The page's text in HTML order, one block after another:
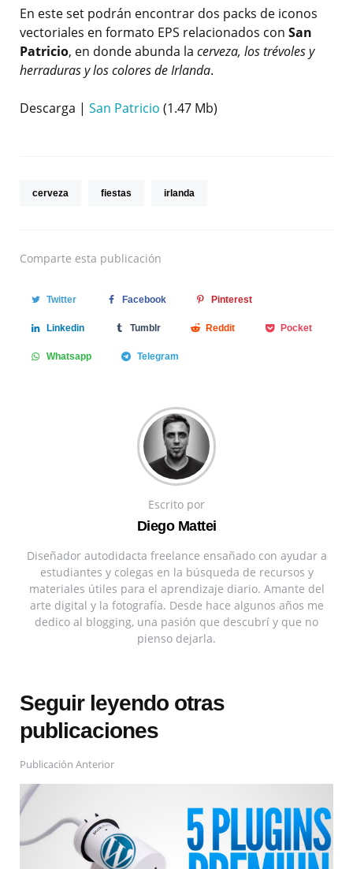
En este set podrán encontrar dos packs de iconos
vectoriales en formato EPS relacionados con San
Patricio, en donde abunda la cerveza, los trévoles y
herraduras y los colores de Irlanda.
Descarga | San Patricio (1.47 Mb)
cerveza fiestas irlanda
Comparte esta publicación
Twitter Facebook Pinterest
Linkedin Tumblr Reddit Pocket
Whatsapp Telegram
Escrito por
Diego Mattei
Diseñador autodidacta freelance ensañado con ayudar a
estudiantes y colegas en la búsqueda de recursos y
materiales útiles para el aprendizaje diario. Amante del
arte digital y la fotografía. Desde hace algunos años me
dedico al blogging, una pasión que descubrí y que no
pienso dejarla.
Seguir leyendo otras
publicaciones
Publicación Anterior